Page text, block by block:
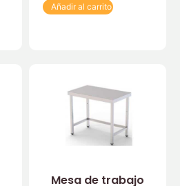
Añadir al carrito
Mesa de trabajo